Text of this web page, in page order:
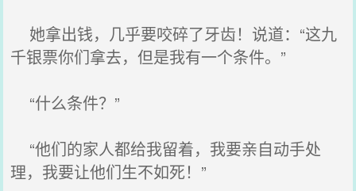
她拿出钱，几乎要咬碎了牙齿！说道：“这九
千银票你们拿去，但是我有一个条件。”
“什么条件？”
“他们的家人都给我留着，我要亲自动手处
理，我要让他们生不如死！”